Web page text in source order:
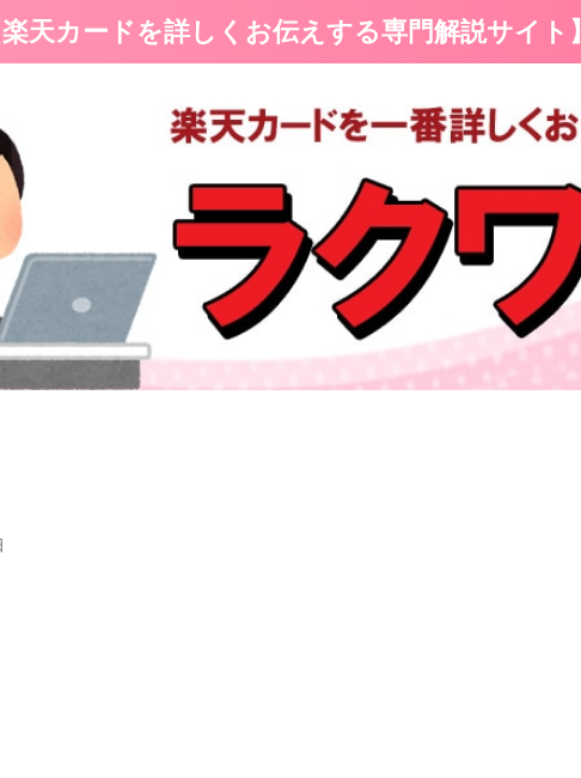
天カードを詳しくお伝えする専門解説サイト】